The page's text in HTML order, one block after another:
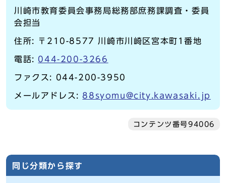
川崎市教育委員会事務局総務部庶務課調査・委員
会担当
住所: 〒210-8577 川崎市川崎区宮本町1番地
電話: 044-200-3266
ファクス: 044-200-3950
メールアドレス:88syomu@city.kawasaki.jp
コンテンツ番号94006
同じ分類から探す